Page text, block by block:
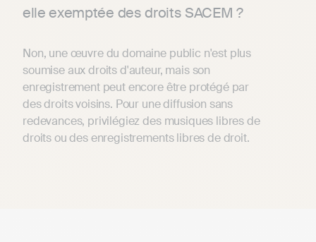
elle exemptée des droits SACEM ?
Non, une œuvre du domaine public n'est plus
soumise aux droits d'auteur, mais son
enregistrement peut encore être protégé par
des droits voisins. Pour une diffusion sans
redevances, privilégiez des musiques libres de
droits ou des enregistrements libres de droit.